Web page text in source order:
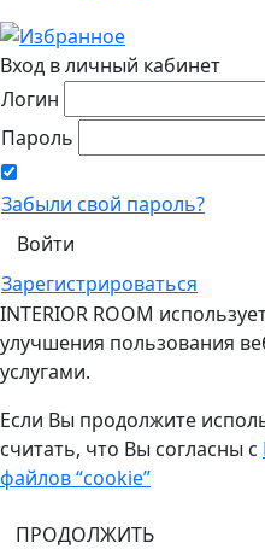
Вход в личный кабинет
Логин
Пароль
Забыли свой пароль?
Зарегистрироваться
INTERIOR ROOM
улучшения пользования
услугами.
Если Вы продолжите
считать, что Вы согласны с
файлов “cookie”
ПРОДОЛЖИТЬ